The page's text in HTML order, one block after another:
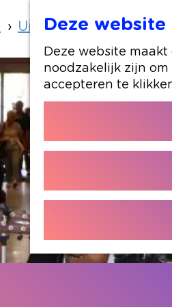
Deze
Deze website
noodzakelijk zijn
accepteren te
Uit-agenda overzicht